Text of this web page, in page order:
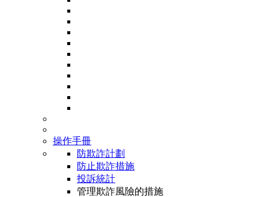
操作手冊
防欺詐計劃
防止欺詐措施
投訴統計
管理欺詐風險的措施